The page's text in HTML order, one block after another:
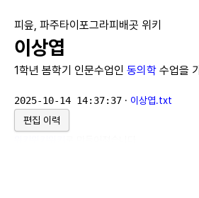
피읖, 파주타이포그라피배곳 위키
이상엽
1학년 봄학기 인문수업인 동의학 수업을
2025-10-14 14:37:37 · 이상엽.txt
편집 이력